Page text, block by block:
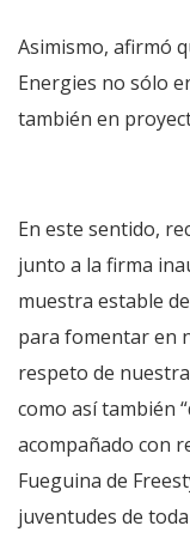
Asimismo, afirmó
Energies no sólo
también en
En este sentido,
junto a la firma
muestra estable
para fomentar en
respeto de
como así también
acompañado con
Fueguina de
juventudes de